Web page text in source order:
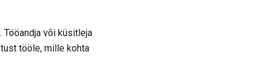
või küsitleja
tööle, mille kohta